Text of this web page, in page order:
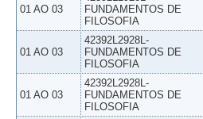
01 AO 03
FUNDAMENTOS DE
FILOSOFIA
01 AO 03
42392L2928L-
FUNDAMENTOS DE
FILOSOFIA
01 AO 03
42392L2928L-
FUNDAMENTOS DE
FILOSOFIA